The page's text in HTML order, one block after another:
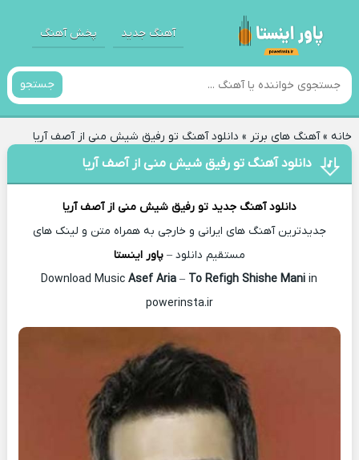
آهنگ جدید پخش آهنگ
جستجو
خانه»آهنگ های برتر » دانلود آهنگ تو رفیق شیش منی از آصف آریا
دانلود آهنگ تو رفیق شیش منی از آصف آریا
دانلود آهنگ جدید تو رفیق شیش منی ازآصف آریا
جدیدترین آهنگ های ایرانی و خارجی به همراه متن و لینک های
مستقیم دانلود – پاور اینستا
Asef Aria – To Refigh Shishe Mani in
powerinsta.ir